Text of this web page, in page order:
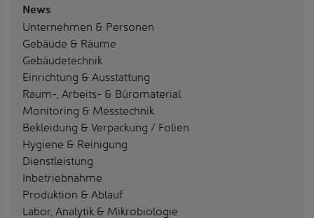
News
Unternehmen & Personen
Gebäude & Räume
Gebäudetechnik
Einrichtung & Ausstattung
Raum-, Arbeits- & Büromaterial
Monitoring & Messtechnik
Bekleidung & Verpackung / Folien
Hygiene & Reinigung
Dienstleistung
Inbetriebnahme
Produktion & Ablauf
Labor, Analytik & Mikrobiologie